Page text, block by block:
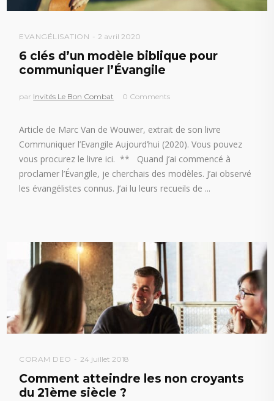
EVANGÉLISATION 2 avril 2020
6 clés d’un modèle biblique pour
communiquer l’Évangile
par Invités Le Bon Combat 0 Comments
Article de Marc Van de Wouwer, extrait de son livre
Communiquer l’Evangile Aujourd’hui (2020). Vous pouvez
vous procurez le livre ici. ** Quand j’ai commencé à
proclamer l’Évangile, je cherchais des modèles. J’ai observé
les évangélistes connus. J’ai lu leurs recueils de
CORAM DEO 24 juillet 2018
Comment atteindre les non croyants
du 21ème siècle ?